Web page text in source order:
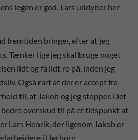
legen er god. Lars uddyber her
fremtiden bringer, efter at jeg
Tænker lige jeg skal bruge noget
lidt og få lidt ro på, inden jeg
Også rart at der er accept fra
til, at Jakob og jeg stopper. Det
bedre overskud til på et tidspunkt at
Lars Henrik, der ligesom Jakob er
i Herborg